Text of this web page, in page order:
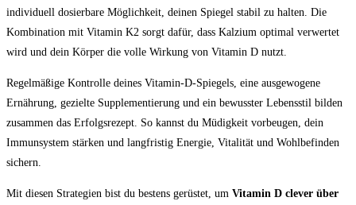
individuell dosierbare Möglichkeit, deinen Spiegel stabil zu halten. Die
Kombination mit Vitamin K2 sorgt dafür, dass Kalzium optimal verwertet
wird und dein Körper die volle Wirkung von Vitamin D nutzt.
Regelmäßige Kontrolle deines Vitamin-D-Spiegels, eine ausgewogene
Ernährung, gezielte Supplementierung und ein bewusster Lebensstil bilden
zusammen das Erfolgsrezept. So kannst du Müdigkeit vorbeugen, dein
Immunsystem stärken und langfristig Energie, Vitalität und Wohlbefinden
sichern.
Mit diesen Strategien bist du bestens gerüstet, um Vitamin D clever über